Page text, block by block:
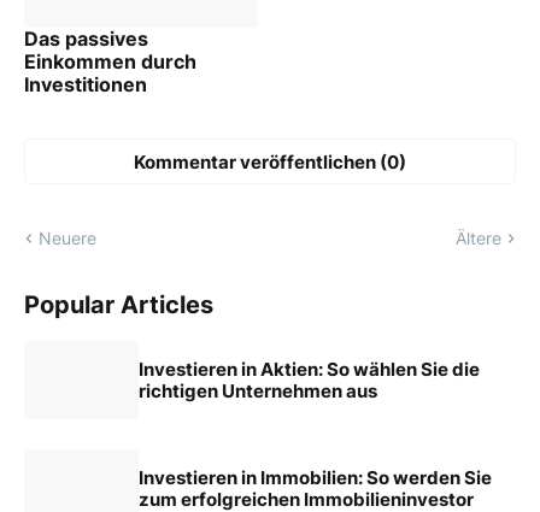
Das passives
Einkommen durch
Investitionen
Kommentar veröffentlichen (0)
Neuere Ältere
Popular Articles
Investieren in Aktien: So wählen Sie die
richtigen Unternehmen aus
Investieren in Immobilien: So werden Sie
zum erfolgreichen Immobilieninvestor